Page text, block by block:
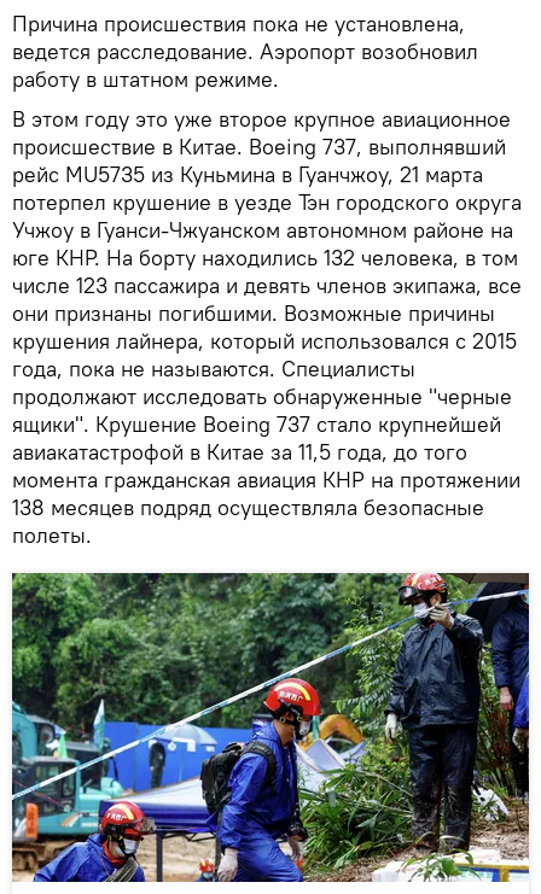
Причина происшествия пока не установлена,
ведется расследование. Аэропорт возобновил
работу в штатном режиме.
В этом году это уже второе крупное авиационное
происшествие в Китае. Boeing 737, выполнявший
рейс MU5735 из Куньмина в Гуанчжоу, 21 марта
потерпел крушение в уезде Тэн городского округа
Учжоу в Гуанси-Чжуанском автономном районе на
юге КНР. На борту находились 132 человека, в том
числе 123 пассажира и девять членов экипажа, все
они признаны погибшими. Возможные причины
крушения лайнера, который использовался с 2015
года, пока не называются. Специалисты
продолжают исследовать обнаруженные "черные
ящики". Крушение Boeing 737 стало крупнейшей
авиакатастрофой в Китае за 11,5 года, до того
момента гражданская авиация КНР на протяжении
138 месяцев подряд осуществляла безопасные
полеты.